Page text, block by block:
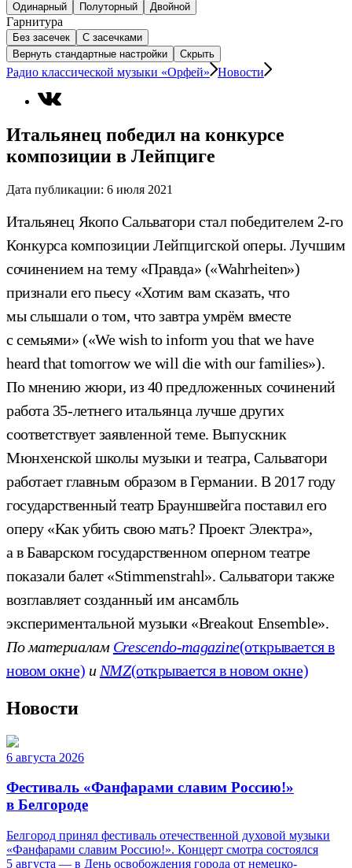
Одинарный Полуторный Двойной
Гарнитура
Без засечек
С засечками
Вернуть стандартные настройки
Скрыть
Радио классической музыки «Орфей» Новости
Итальянец победил на конкурсе
композиции в Лейпциге
Дата публикации: 6 июля 2021
Итальянец Якопо Сальватори стал победителем 2-го
Конкурса композиции Лейпцигской оперы. Лучшим
сочинением на тему «Правда» («Wahrheiten»)
признали его пьесу «Хотим вам сказать, что
мы слышали о том, что завтра умрём вместе
с семьями» («We wish to inform you that we have
heard that tomorrow we will die with our families»).
По мнению жюри, из 40 предложенных сочинений
работа 35-летнего итальянца лучше других
соответствует заявленной теме. Выпускник
Мюнхенской школы музыки и театра, Сальватори
работает главным образом в Германии. В 2017 году
государственный театр Брауншвейга поставил его
оперу «Как убить свою мать? Проект Электра»,
а в Баварском государственном оперном театре
показали балет «Stimmenstrahl». Сальватори также
возглавляет созданный им ансамбль
экспериментальной музыки «Breakout Ensemble».
По материалам Crescendo-magazine(открывается в
новом окне) и NMZ(открывается в новом окне)
Новости
6 августа 2026
Фестиваль «Фанфарами славим Россию!»
в Белгороде
Белгород принял фестиваль отечественной духовой музыки
«Фанфарами славим Россию!». Концерт смотра состоялся
5 августа — в День освобождения города от немецко-